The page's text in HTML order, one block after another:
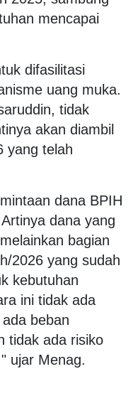
mencapai
difasilitasi
uang muka.
tidak
akan diambil
yang telah
dana BPIH
dana yang
bagian
2026 yang sudah
kebutuhan
ini tidak ada
beban
tidak ada risiko
ujar Menag.